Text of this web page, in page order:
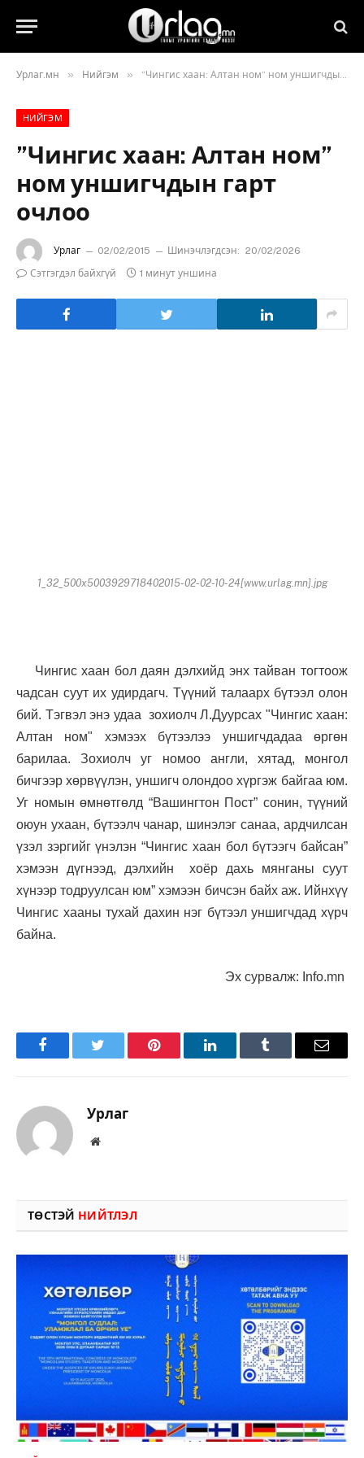
Урлаг.мн » Нийгэм » ”Чингис хаан: Алтан ном” ном уншигчдын гарт очлоо
НИЙГЭМ
”Чингис хаан: Алтан ном”
ном уншигчдын гарт
очлоо
Урлаг 02/02/2015 Шинэчлэгдсэн: 20/02/2026
Сэтгэгдэл байхгүй
1 минут уншина
1_32_500x5003929718402015-02-02-10-24[www.urlag.mn].jpg
Чингис хаан бол даян дэлхийд энх тайван тогтоож
чадсан суут их удирдагч. Түүний талаарх бүтээл олон
бий. Тэгвэл энэ удаа зохиолч Л.Дуурсах "Чингис хаан:
Алтан ном" хэмээх бүтээлээ уншигчдадаа өргөн
барилаа. Зохиолч уг номоо англи, хятад, монгол
бичгээр хөрвүүлэн, уншигч олондоо хүргэж байгаа юм.
Уг номын өмнөтгөлд “Вашингтон Пост” сонин, түүний
оюун ухаан, бүтээлч чанар, шинэлэг санаа, ардчилсан
үзэл зэргийг үнэлэн “Чингис хаан бол бүтээгч байсан”
хэмээн дүгнээд, дэлхийн хоёр дахь мянганы суут
хүнээр тодруулсан юм” хэмээн бичсэн байх аж. Ийнхүү
Чингис хааны тухай дахин нэг бүтээл уншигчдад хүрч
байна.
Эх сурвалж: Info.mn
FacebookTwitter Pinterest LinkedInTumblr Имэйл
Урлаг
Вэбсайт
ТӨСТЭЙ НИЙТЛЭЛ